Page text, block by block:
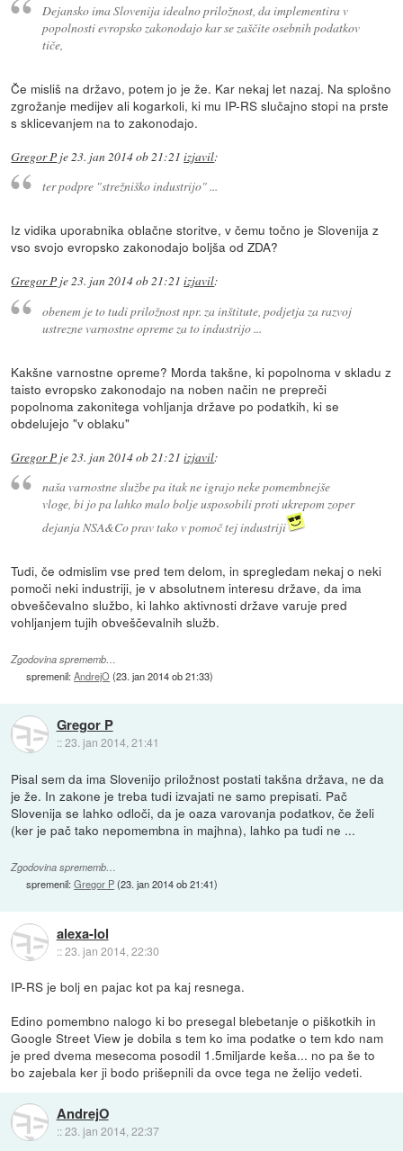
Dejansko ima Slovenija idealno priložnost, da implementira v
popolnosti evropsko zakonodajo kar se zaščite osebnih podatkov
tiče,
Če misliš na državo, potem jo je že. Kar nekaj let nazaj. Na splošno
zgrožanje medijev ali kogarkoli, ki mu IP-RS slučajno stopi na prste
s sklicevanjem na to zakonodajo.
Gregor P je 23. jan 2014 ob 21:21 izjavil:
ter podpre "strežniško industrijo" ...
Iz vidika uporabnika oblačne storitve, v čemu točno je Slovenija z
vso svojo evropsko zakonodajo boljša od ZDA?
Gregor P je23. jan 2014 ob 21:21 izjavil:
obenem je to tudi priložnost npr. za inštitute, podjetja za razvoj
ustrezne varnostne opreme za to industrijo ...
Kakšne varnostne opreme? Morda takšne, ki popolnoma v skladu z
taisto evropsko zakonodajo na noben način ne prepreči
popolnoma zakonitega vohljanja države po podatkih, ki se
obdelujejo "v oblaku"
Gregor P je 23. jan 2014 ob 21:21 izjavil:
naša varnostne službe pa itak ne igrajo neke pomembnejše
vloge, bi jo pa lahko malo bolje usposobili proti ukrepom zoper
dejanja NSA&Co prav tako v pomoč tej industriji
Tudi, če odmislim vse pred tem delom, in spregledam nekaj o neki
pomoči neki industriji, je v absolutnem interesu države, da ima
obveščevalno službo, ki lahko aktivnosti države varuje pred
vohljanjem tujih obveščevalnih služb.
Zgodovina sprememb…
spremenil:AndrejO(23. jan 2014 ob 21:33)
Gregor P
::23. jan 2014, 21:41
Pisal sem da ima Slovenijo priložnost postati takšna država, ne da
je že. In zakone je treba tudi izvajati ne samo prepisati. Pač
Slovenija se lahko odloči, da je oaza varovanja podatkov, če želi
(ker je pač tako nepomembna in majhna), lahko pa tudi ne ...
Zgodovina sprememb…
spremenil:Gregor P(23. jan 2014 ob 21:41)
alexa-lol
::23. jan 2014, 22:30
IP-RS je bolj en pajac kot pa kaj resnega.
Edino pomembno nalogo ki bo presegal blebetanje o piškotkih in
Google Street View je dobila s tem ko ima podatke o tem kdo nam
je pred dvema mesecoma posodil 1.5miljarde keša... no pa še to
bo zajebala ker ji bodo prišepnili da ovce tega ne želijo vedeti.
AndrejO
::23. jan 2014, 22:37